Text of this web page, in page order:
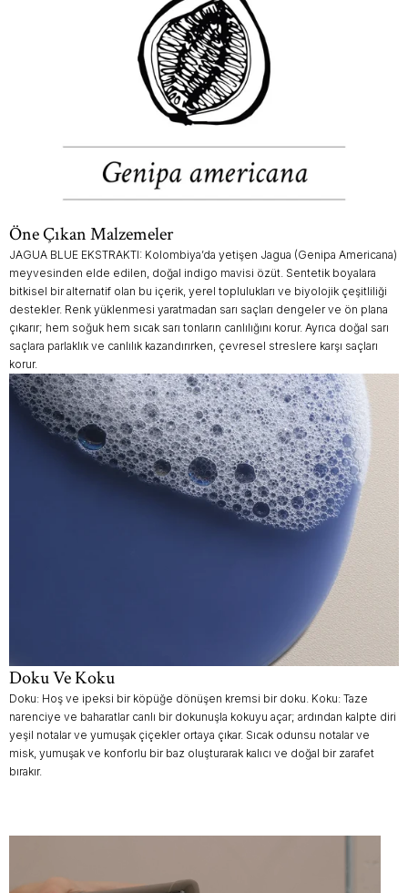
Öne Çıkan Malzemeler
JAGUA BLUE EKSTRAKTI: Kolombiya’da yetişen Jagua (Genipa Americana)
meyvesinden elde edilen, doğal indigo mavisi özüt. Sentetik boyalara
bitkisel bir alternatif olan bu içerik, yerel toplulukları ve biyolojik çeşitliliği
destekler. Renk yüklenmesi yaratmadan sarı saçları dengeler ve ön plana
çıkarır; hem soğuk hem sıcak sarı tonların canlılığını korur. Ayrıca doğal sarı
saçlara parlaklık ve canlılık kazandırırken, çevresel streslere karşı saçları
korur.
Doku Ve Koku
Doku: Hoş ve ipeksi bir köpüğe dönüşen kremsi bir doku. Koku: Taze
narenciye ve baharatlar canlı bir dokunuşla kokuyu açar; ardından kalpte diri
yeşil notalar ve yumuşak çiçekler ortaya çıkar. Sıcak odunsu notalar ve
misk, yumuşak ve konforlu bir baz oluşturarak kalıcı ve doğal bir zarafet
bırakır.